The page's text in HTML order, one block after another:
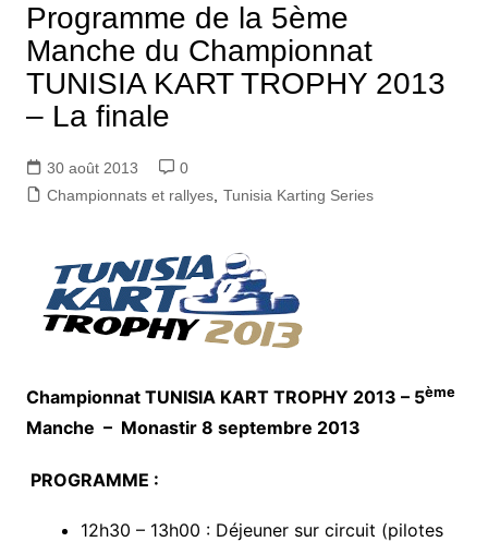
Programme de la 5ème
Manche du Championnat
TUNISIA KART TROPHY 2013
– La finale
30 août 2013
0
Championnats et rallyes, Tunisia Karting Series
Championnat TUNISIA KART TROPHY 2013 – 5ème
Manche – Monastir 8 septembre 2013
PROGRAMME :
12h30 – 13h00 : Déjeuner sur circuit (pilotes